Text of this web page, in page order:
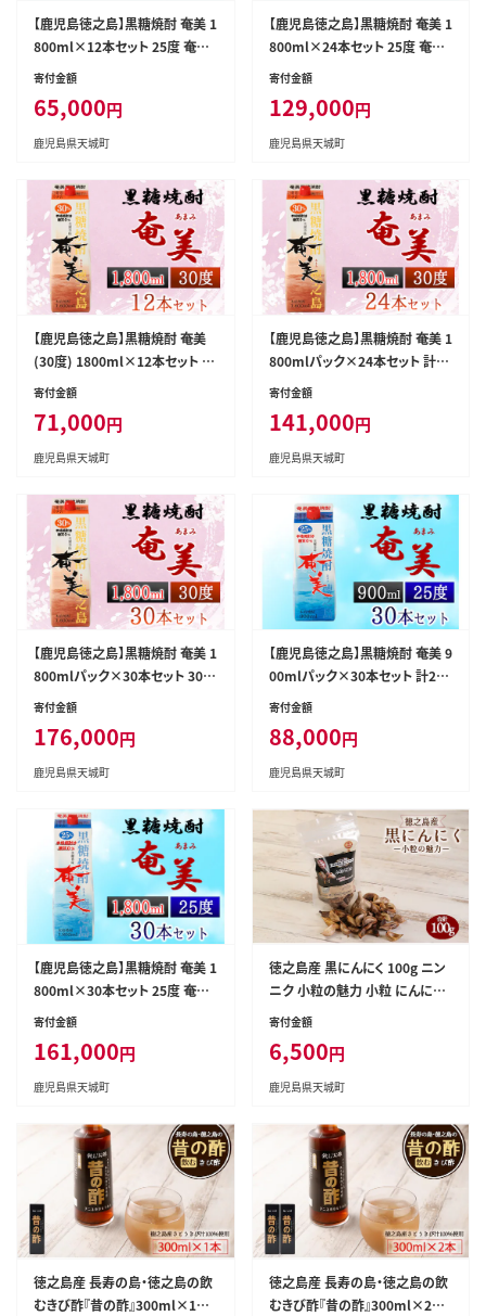
【鹿児島徳之島】黒糖焼酎 奄美 1
800ml×12本セット 25度 奄美
酒類 紙パック 計21.6L
寄付金額
65,000円
鹿児島県天城町
【鹿児島徳之島】黒糖焼酎 奄美 1
800ml×24本セット 25度 奄美
酒類 紙パック 計43.2L
寄付金額
129,000円
鹿児島県天城町
【鹿児島徳之島】黒糖焼酎 奄美
(30度) 1800ml×12本セット 計
21.6L 紙パック 焼酎 お酒
寄付金額
71,000円
鹿児島県天城町
【鹿児島徳之島】黒糖焼酎 奄美 1
800mlパック×24本セット 計4
3.2L 30度 焼酎 お酒 紙パック
寄付金額
141,000円
鹿児島県天城町
【鹿児島徳之島】黒糖焼酎 奄美 1
800mlパック×30本セット 30度
焼酎 お酒 紙パック
寄付金額
176,000円
鹿児島県天城町
【鹿児島徳之島】黒糖焼酎 奄美 9
00mlパック×30本セット 計27L
25度 焼酎 お酒 紙パック
寄付金額
88,000円
鹿児島県天城町
【鹿児島徳之島】黒糖焼酎 奄美 1
800ml×30本セット 25度 奄美
酒類 紙パック 計54L
寄付金額
161,000円
鹿児島県天城町
徳之島産 黒にんにく 100g ニン
ニク 小粒の魅力 小粒 にんにく
薬味 完熟肥料 国産 BE-1-N
寄付金額
6,500円
鹿児島県天城町
徳之島産 長寿の島・徳之島の飲
むきび酢『昔の酢』300ml×1本
徳之島産 長寿の島・徳之島の飲
むきび酢『昔の酢』300ml×2本